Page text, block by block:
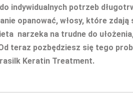
indywidualnych potrzeb
opanować, włosy, które zdają
narzeka na trudne do
teraz pozbędziesz się tego
Keratin Treatment.